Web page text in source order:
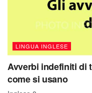
LINGUA INGLESE
Avverbi indefiniti di
come si usano